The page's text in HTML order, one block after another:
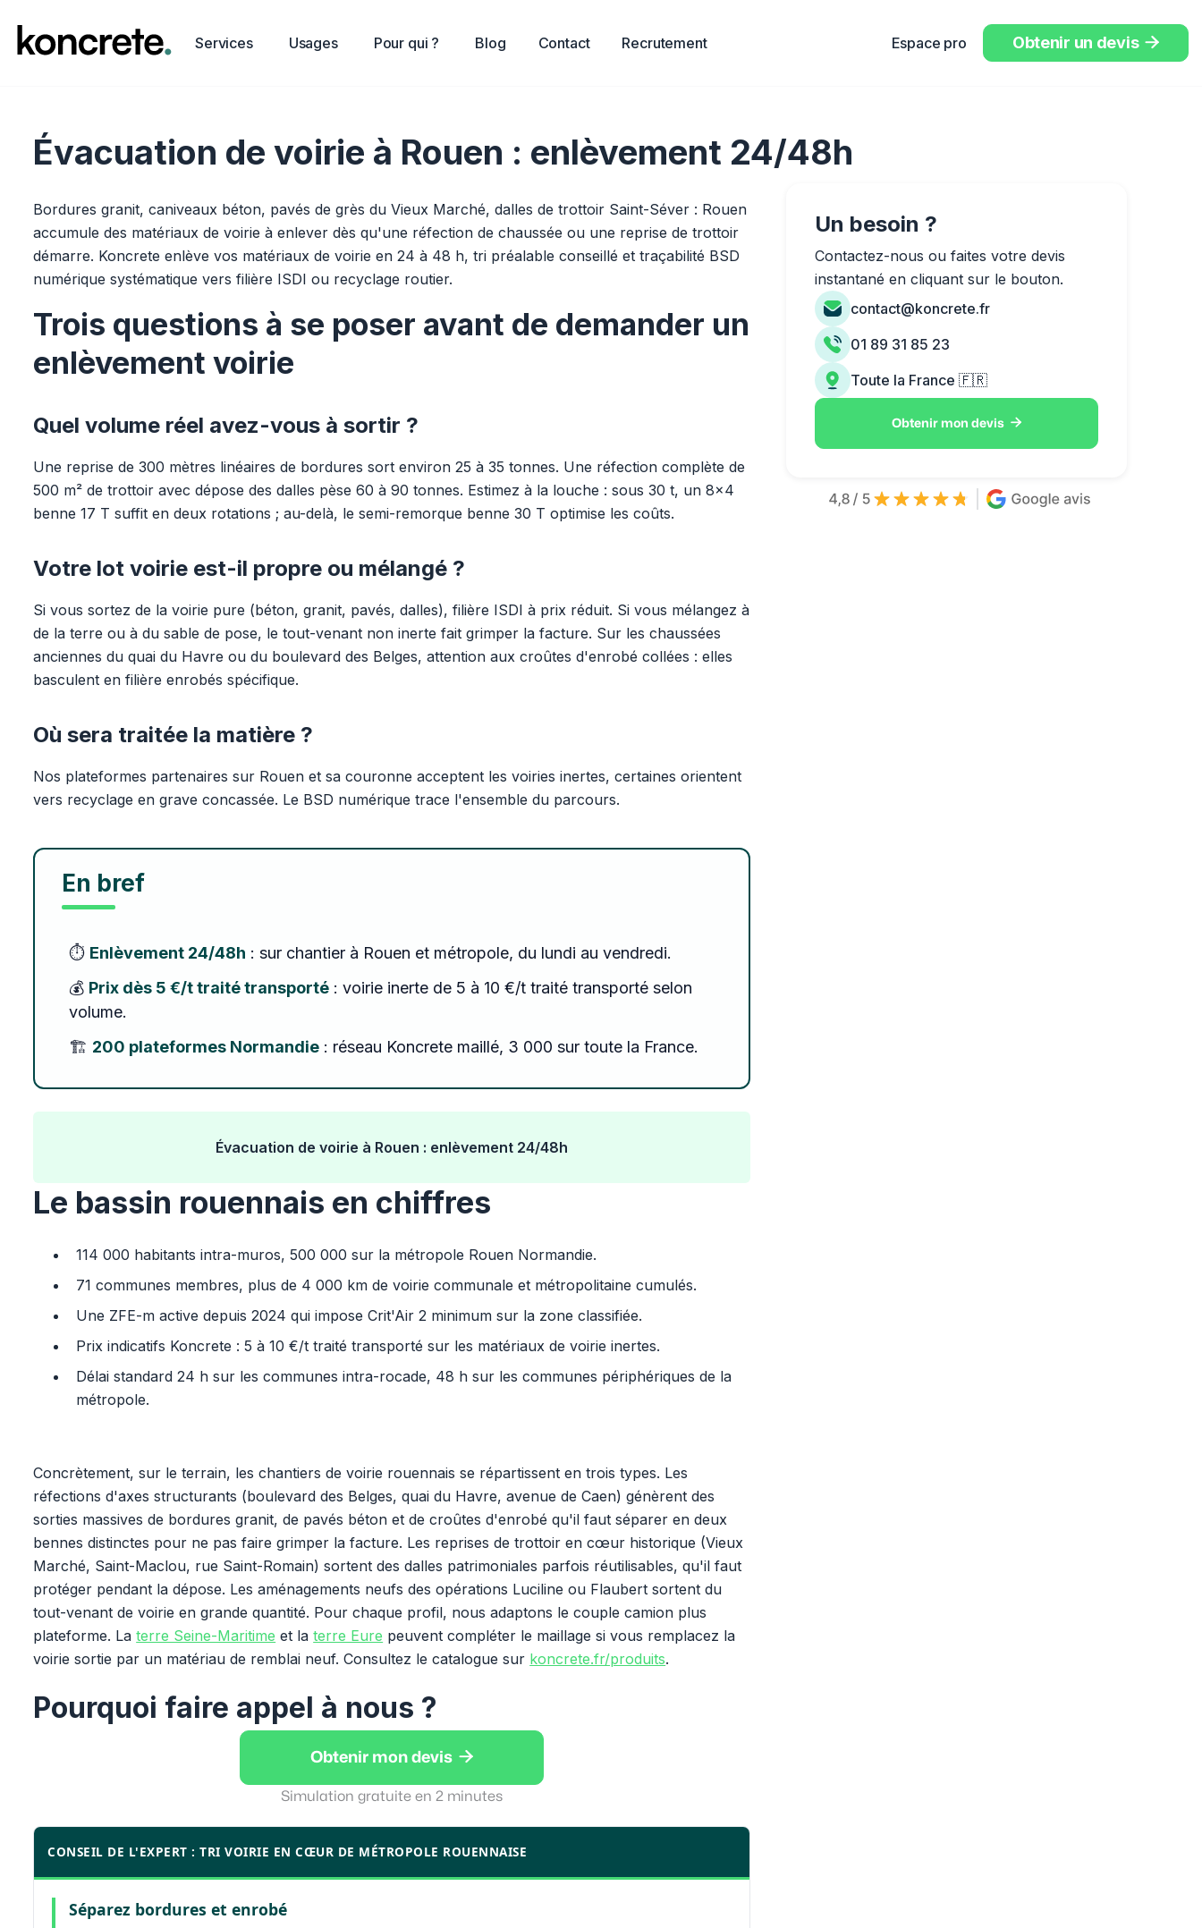
Services Usages Pour qui ? Blog Contact Recrutement Espace pro Obtenir un devis 
Évacuation de voirie à Rouen : enlèvement 24/48h
Bordures granit, caniveaux béton, pavés de grès du Vieux Marché, dalles de trottoir Saint-Séver : Rouen
accumule des matériaux de voirie à enlever dès qu'une réfection de chaussée ou une reprise de trottoir
démarre. Koncrete enlève vos matériaux de voirie en 24 à 48 h, tri préalable conseillé et traçabilité BSD
numérique systématique vers filière ISDI ou recyclage routier.
Trois questions à se poser avant de demander un
enlèvement voirie
Quel volume réel avez-vous à sortir ?
Une reprise de 300 mètres linéaires de bordures sort environ 25 à 35 tonnes. Une réfection complète de
500 m² de trottoir avec dépose des dalles pèse 60 à 90 tonnes. Estimez à la louche : sous 30 t, un 8x4
benne 17 T suffit en deux rotations ; au-delà, le semi-remorque benne 30 T optimise les coûts.
Votre lot voirie est-il propre ou mélangé ?
Si vous sortez de la voirie pure (béton, granit, pavés, dalles), filière ISDI à prix réduit. Si vous mélangez à
de la terre ou à du sable de pose, le tout-venant non inerte fait grimper la facture. Sur les chaussées
anciennes du quai du Havre ou du boulevard des Belges, attention aux croûtes d'enrobé collées : elles
basculent en filière enrobés spécifique.
Où sera traitée la matière ?
Nos plateformes partenaires sur Rouen et sa couronne acceptent les voiries inertes, certaines orientent
vers recyclage en grave concassée. Le BSD numérique trace l'ensemble du parcours.
En bref
⏱️ Enlèvement 24/48h : sur chantier à Rouen et métropole, du lundi au vendredi.
💰 Prix dès 5 €/t traité transporté : voirie inerte de 5 à 10 €/t traité transporté selon
volume.
🏗️ 200 plateformes Normandie : réseau Koncrete maillé, 3 000 sur toute la France.
Évacuation de voirie à Rouen : enlèvement 24/48h
Le bassin rouennais en chiffres
114 000 habitants intra-muros, 500 000 sur la métropole Rouen Normandie.
71 communes membres, plus de 4 000 km de voirie communale et métropolitaine cumulés.
Une ZFE-m active depuis 2024 qui impose Crit'Air 2 minimum sur la zone classifiée.
Prix indicatifs Koncrete : 5 à 10 €/t traité transporté sur les matériaux de voirie inertes.
Délai standard 24 h sur les communes intra-rocade, 48 h sur les communes périphériques de la
métropole.
Concrètement, sur le terrain, les chantiers de voirie rouennais se répartissent en trois types. Les
réfections d'axes structurants (boulevard des Belges, quai du Havre, avenue de Caen) génèrent des
sorties massives de bordures granit, de pavés béton et de croûtes d'enrobé qu'il faut séparer en deux
bennes distinctes pour ne pas faire grimper la facture. Les reprises de trottoir en cœur historique (Vieux
Marché, Saint-Maclou, rue Saint-Romain) sortent des dalles patrimoniales parfois réutilisables, qu'il faut
protéger pendant la dépose. Les aménagements neufs des opérations Luciline ou Flaubert sortent du
tout-venant de voirie en grande quantité. Pour chaque profil, nous adaptons le couple camion plus
plateforme. Laterre Seine-Maritime et laterre Eure peuvent compléter le maillage si vous remplacez la
voirie sortie par un matériau de remblai neuf. Consultez le catalogue sur koncrete.fr/produits.
Pourquoi faire appel à nous ?
Obtenir mon devis 
Simulation gratuite en 2 minutes
CONSEIL DE L'EXPERT : TRI VOIRIE EN CŒUR DE MÉTROPOLE ROUENNAISE
Séparez bordures et enrobé
Un besoin ?
Contactez-nous ou faites votre devis
instantané en cliquant sur le bouton.
contact@koncrete.fr
01 89 31 85 23
Toute la France 🇫🇷
Obtenir mon devis 